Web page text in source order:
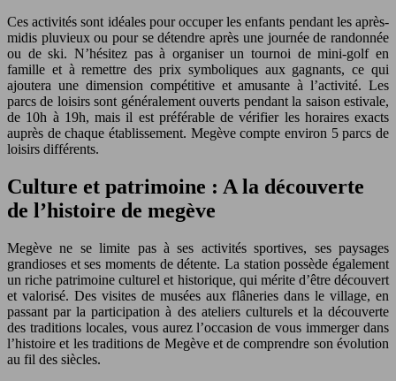
Ces activités sont idéales pour occuper les enfants pendant les après-
midis pluvieux ou pour se détendre après une journée de randonnée
ou de ski. N’hésitez pas à organiser un tournoi de mini-golf en
famille et à remettre des prix symboliques aux gagnants, ce qui
ajoutera une dimension compétitive et amusante à l’activité. Les
parcs de loisirs sont généralement ouverts pendant la saison estivale,
de 10h à 19h, mais il est préférable de vérifier les horaires exacts
auprès de chaque établissement. Megève compte environ 5 parcs de
loisirs différents.
Culture et patrimoine : A la découverte
de l’histoire de megève
Megève ne se limite pas à ses activités sportives, ses paysages
grandioses et ses moments de détente. La station possède également
un riche patrimoine culturel et historique, qui mérite d’être découvert
et valorisé. Des visites de musées aux flâneries dans le village, en
passant par la participation à des ateliers culturels et la découverte
des traditions locales, vous aurez l’occasion de vous immerger dans
l’histoire et les traditions de Megève et de comprendre son évolution
au fil des siècles.